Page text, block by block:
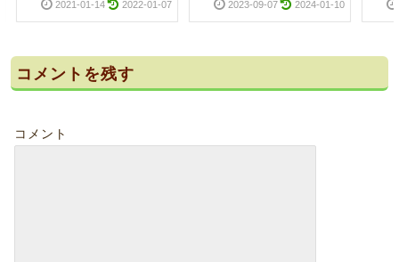
2021-01-14 2022-01-07 2023-09-07 2024-01-10
コメントを残す
コメント